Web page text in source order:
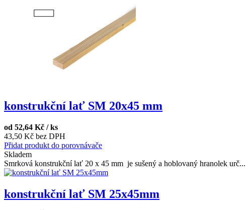
konstrukční lať SM 20x45 mm
od 52,64 Kč / ks
43,50 Kč bez DPH
Přidat produkt do porovnávače
Skladem
Smrková konstrukční lať 20 x 45 mm je sušený a hoblovaný hranolek urč...
konstrukční lať SM 25x45mm